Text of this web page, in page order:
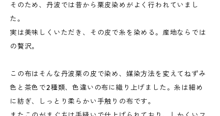
そのため、丹波では昔から栗皮染めがよく行われていまし
た。
実は美味しくいただき、その皮で糸を染める。産地ならでは
の贅沢。
この布はそんな丹波栗の皮で染め、媒染方法を変えてねずみ
色と茶色で2種類、色違いの布に織り上げました。糸は細め
に紡ぎ、しっとり柔らかい手触りの布です。